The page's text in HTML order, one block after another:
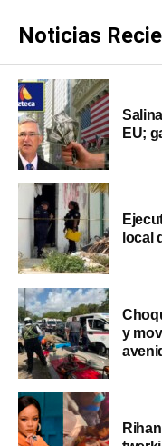
Noticias
EU;
local
y